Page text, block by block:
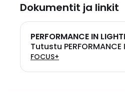
Dokumentit ja linkit
PERFORMANCE IN
Tutustu
FOCUS+